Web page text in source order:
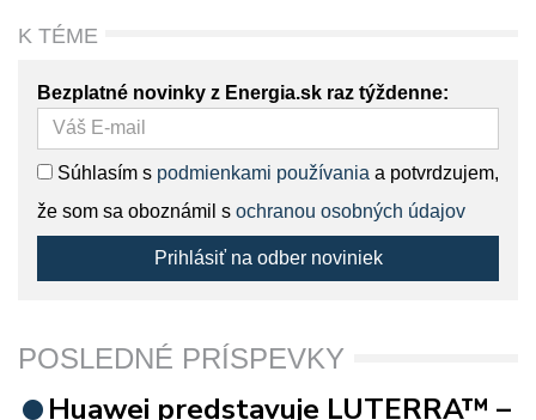
K TÉME
Bezplatné novinky z Energia.sk raz týždenne:
Súhlasím s podmienkami používania a potvrdzujem,
že som sa oboznámil s ochranou osobných údajov
Prihlásiť na odber noviniek
POSLEDNÉ PRÍSPEVKY
Huawei predstavuje LUTERRA™ –